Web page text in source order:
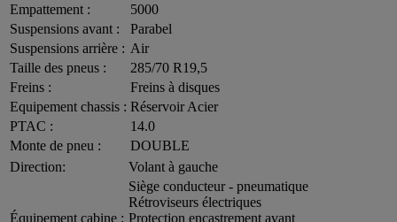
Empattement :
5000
Suspensions avant :
Parabel
Suspensions arrière : Air
Taille des pneus :
285/70 R19,5
Freins :
Freins à disques
Equipement chassis : Réservoir Acier
PTAC :
14.0
Monte de pneu :
DOUBLE
Direction:
Volant à gauche
Équipement cabine :
Siège conducteur - pneumatique
Rétroviseurs électriques
Protection encastrement avant